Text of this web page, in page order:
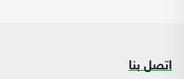
اتصل بنا